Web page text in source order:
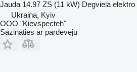
Jauda 14.97 ZS (11 kW) Degviela elektro
Ukraina, Kyiv
OOO "Kievspecteh"
Sazināties ar pārdevēju